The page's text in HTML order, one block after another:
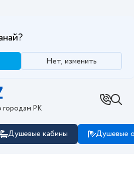
Нет, изменить
городам РК
Душевые кабины Душевые